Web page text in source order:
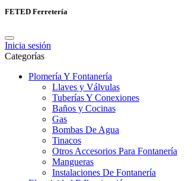
FETED Ferretería
Inicia sesión
Categorías
Plomería Y Fontanería
Llaves y Válvulas
Tuberías Y Conexiones
Baños y Cocinas
Gas
Bombas De Agua
Tinacos
Otros Accesorios Para Fontanería
Mangueras
Instalaciones De Fontanería